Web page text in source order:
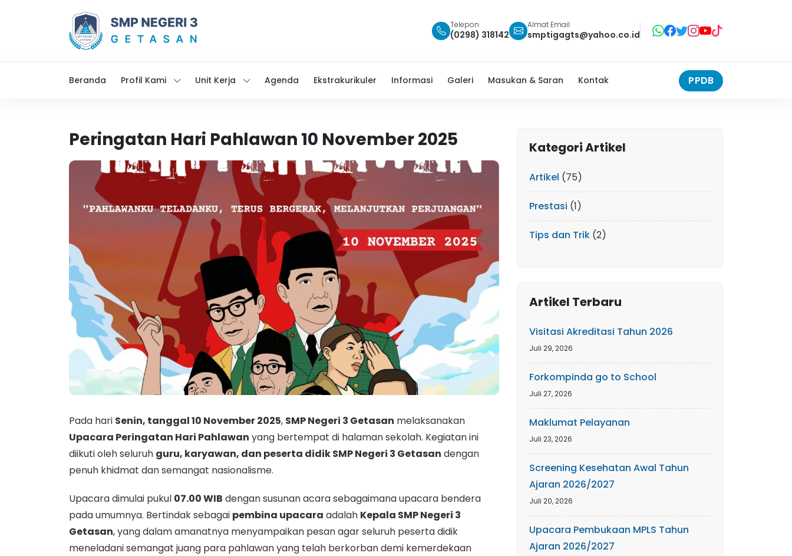
Telepon
(0298) 318142
Almat Email
smptigagts@yahoo.co.id
Beranda Profil Kami Unit Kerja Agenda Ekstrakurikuler Informasi Galeri Masukan & Saran Kontak PPDB
Peringatan Hari Pahlawan 10 November 2025
Pada hari Senin, tanggal 10 November 2025, SMP Negeri 3 Getasan melaksanakan
Upacara Peringatan Hari Pahlawan yang bertempat di halaman sekolah. Kegiatan ini
diikuti oleh seluruh guru, karyawan, dan peserta didik SMP Negeri 3 Getasan dengan
penuh khidmat dan semangat nasionalisme.
Upacara dimulai pukul 07.00 WIB dengan susunan acara sebagaimana upacara bendera
pada umumnya. Bertindak sebagai pembina upacara adalah Kepala SMP Negeri 3
Getasan, yang dalam amanatnya menyampaikan pesan agar seluruh peserta didik
meneladani semangat juang para pahlawan yang telah berkorban demi kemerdekaan
Kategori Artikel
Artikel (75)
Prestasi (1)
Tips dan Trik (2)
Artikel Terbaru
Visitasi Akreditasi Tahun 2026
Juli 29, 2026
Forkompinda go to School
Juli 27, 2026
Maklumat Pelayanan
Juli 23, 2026
Screening Kesehatan Awal Tahun
Ajaran 2026/2027
Juli 20, 2026
Upacara Pembukaan MPLS Tahun
Ajaran 2026/2027